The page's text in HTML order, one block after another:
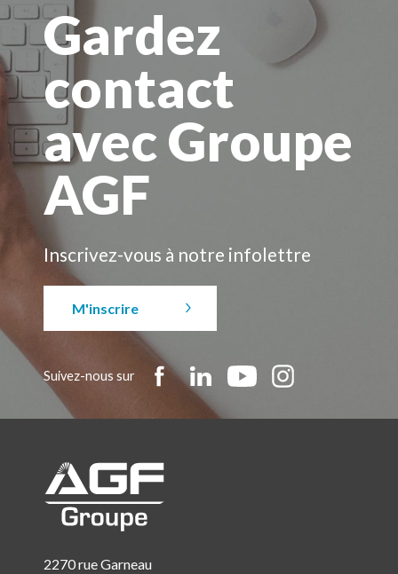
Gardez
contact
avec Groupe
AGF
Inscrivez-vous à notre infolettre
M'inscrire
Suivez-nous sur
2270 rue Garneau